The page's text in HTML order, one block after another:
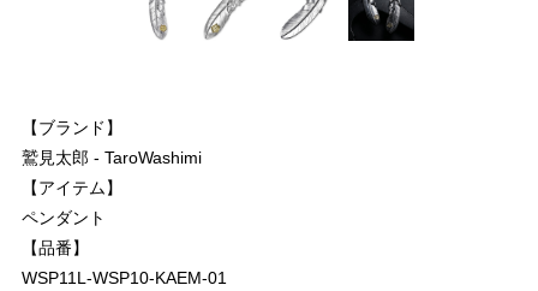
【ブランド】
鷲見太郎 - TaroWashimi
【アイテム】
ペンダント
【品番】
WSP11L-WSP10-KAEM-01